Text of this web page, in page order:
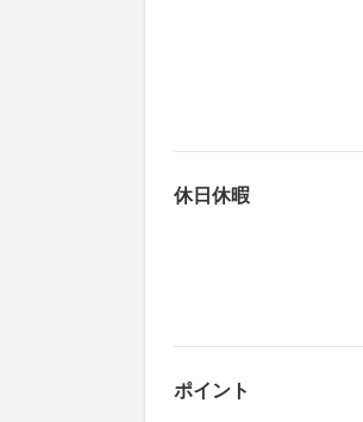
休日休暇
ポイント